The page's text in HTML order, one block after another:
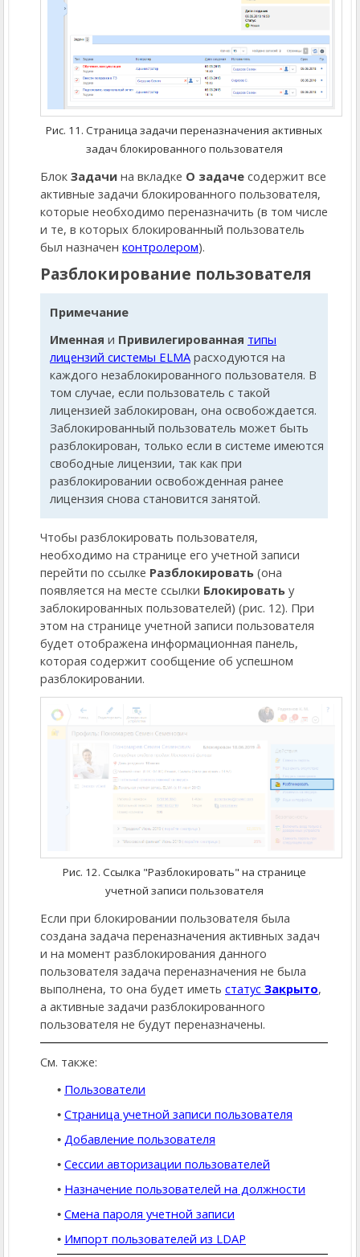
Рис. 11. Страница задачи переназначения активных
задач блокированного пользователя
Блок Задачи на вкладке О задаче содержит все
активные задачи блокированного пользователя,
которые необходимо переназначить (в том числе
и те, в которых блокированный пользователь
был назначен контролером).
Разблокирование пользователя
Примечание
Именная и Привилегированная типы
лицензий системы ELMA расходуются на
каждого незаблокированного пользователя. В
том случае, если пользователь с такой
лицензией заблокирован, она освобождается.
Заблокированный пользователь может быть
разблокирован, только если в системе имеются
свободные лицензии, так как при
разблокировании освобожденная ранее
лицензия снова становится занятой.
Чтобы разблокировать пользователя,
необходимо на странице его учетной записи
перейти по ссылке Разблокировать (она
появляется на месте ссылки Блокировать у
заблокированных пользователей) (рис. 12). При
этом на странице учетной записи пользователя
будет отображена информационная панель,
которая содержит сообщение об успешном
разблокировании.
Рис. 12. Ссылка "Разблокировать" на странице
учетной записи пользователя
Если при блокировании пользователя была
создана задача переназначения активных задач
и на момент разблокирования данного
пользователя задача переназначения не была
выполнена, то она будет иметь статус Закрыто,
а активные задачи разблокированного
пользователя не будут переназначены.
См. также:
Пользователи
Страница учетной записи пользователя
Добавление пользователя
Сессии авторизации пользователей
Назначение пользователей на должности
Смена пароля учетной записи
Импорт пользователей из LDAP